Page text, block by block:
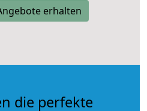
erhalten
die perfekte